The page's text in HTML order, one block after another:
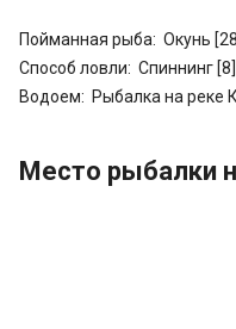
Пойманная рыба: Окунь
Способ ловли: Спиннинг [8]
Водоем: Рыбалка на реке
Место рыбалки